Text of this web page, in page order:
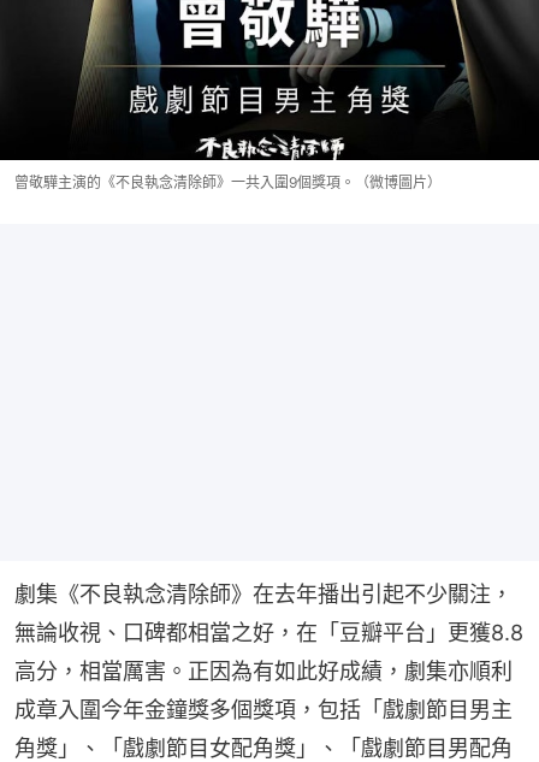
曾敬驊主演的《不良執念清除師》一共入圍9個獎項。（微博圖片）
劇集《不良執念清除師》在去年播出引起不少關注，
無論收視、口碑都相當之好，在「豆瓣平台」更獲8.8
高分，相當厲害。正因為有如此好成績，劇集亦順利
成章入圍今年金鐘獎多個獎項，包括「戲劇節目男主
角獎」、「戲劇節目女配角獎」、「戲劇節目男配角